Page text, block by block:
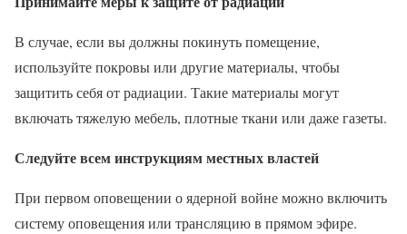
В случае, если вы должны покинуть помещение,
используйте покровы или другие материалы, чтобы
защитить себя от радиации. Такие материалы могут
включать тяжелую мебель, плотные ткани или даже газеты.
Следуйте всем инструкциям местных властей
При первом оповещении о ядерной войне можно включить
систему оповещения или трансляцию в прямом эфире.